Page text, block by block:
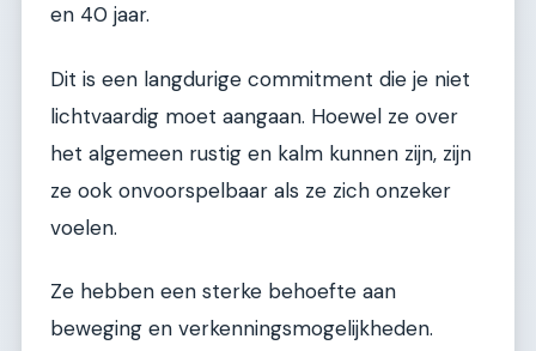
en 40 jaar.
Dit is een langdurige commitment die je niet
lichtvaardig moet aangaan. Hoewel ze over
het algemeen rustig en kalm kunnen zijn, zijn
ze ook onvoorspelbaar als ze zich onzeker
voelen.
Ze hebben een sterke behoefte aan
beweging en verkenningsmogelijkheden.